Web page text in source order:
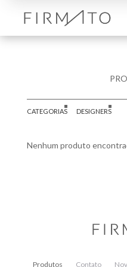
CATEGORIAS DESIGNERS
Nenhum produto
Produtos Contato